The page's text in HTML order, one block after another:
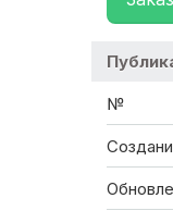
№